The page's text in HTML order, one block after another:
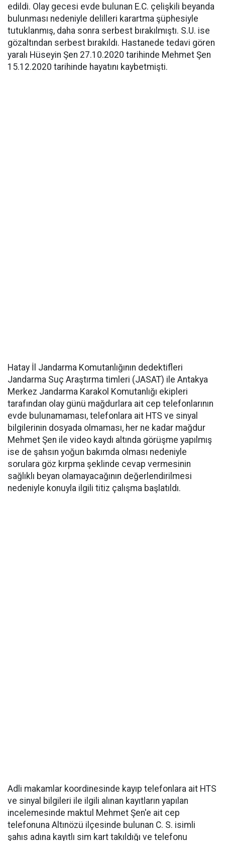
edildi. Olay gecesi evde bulunan E.C. çelişkili beyanda
bulunması nedeniyle delilleri karartma şüphesiyle
tutuklanmış, daha sonra serbest bırakılmıştı. S.U. ise
gözaltından serbest bırakıldı. Hastanede tedavi gören
yaralı Hüseyin Şen 27.10.2020 tarihinde Mehmet Şen
15.12.2020 tarihinde hayatını kaybetmişti.
Hatay İl Jandarma Komutanlığının dedektifleri
Jandarma Suç Araştırma timleri (JASAT) ile Antakya
Merkez Jandarma Karakol Komutanlığı ekipleri
tarafından olay günü mağdurlara ait cep telefonlarının
evde bulunamaması, telefonlara ait HTS ve sinyal
bilgilerinin dosyada olmaması, her ne kadar mağdur
Mehmet Şen ile video kaydı altında görüşme yapılmış
ise de şahsın yoğun bakımda olması nedeniyle
sorulara göz kırpma şeklinde cevap vermesinin
sağlıklı beyan olamayacağının değerlendirilmesi
nedeniyle konuyla ilgili titiz çalışma başlatıldı.
Adli makamlar koordinesinde kayıp telefonlara ait HTS
ve sinyal bilgileri ile ilgili alınan kayıtların yapılan
incelemesinde maktul Mehmet Şen'e ait cep
telefonuna Altınözü ilçesinde bulunan C. S. isimli
şahıs adına kayıtlı sim kart takıldığı ve telefonu